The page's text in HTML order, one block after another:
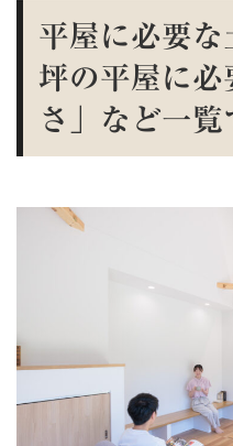
平屋に必要な
坪の平屋に必
さ」など一覧